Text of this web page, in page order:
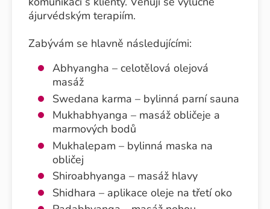
ájurvédským terapiím.
Zabývám se hlavně následujícími:
Abhyangha – celotělová olejová
masáž
Swedana karma – bylinná parní sauna
Mukhabhyanga – masáž obličeje a
marmových bodů
Mukhalepam – bylinná maska ​​na
obličej
Shiroabhyanga – masáž hlavy
Shidhara – aplikace oleje na třetí oko